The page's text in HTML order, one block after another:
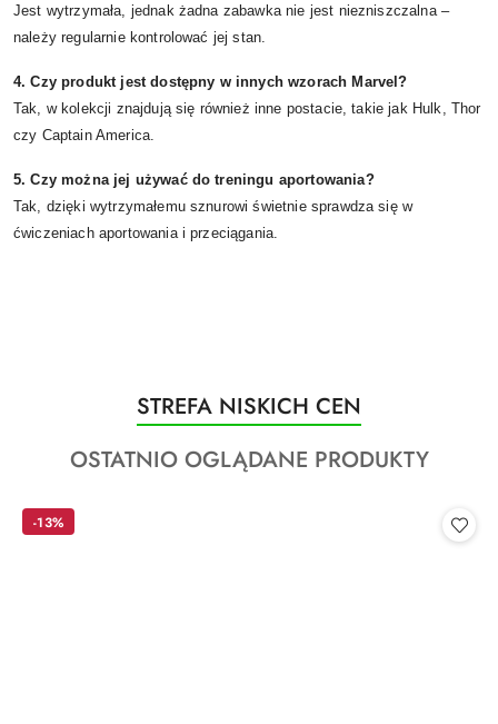
Jest wytrzymała, jednak żadna zabawka nie jest niezniszczalna –
należy regularnie kontrolować jej stan.
4. Czy produkt jest dostępny w innych wzorach Marvel?
Tak, w kolekcji znajdują się również inne postacie, takie jak Hulk, Thor
czy Captain America.
5. Czy można jej używać do treningu aportowania?
Tak, dzięki wytrzymałemu sznurowi świetnie sprawdza się w
ćwiczeniach aportowania i przeciągania.
Pomiń karuzelę produktów
Produkty
o
statusie:
STREFA NISKICH CEN
Produkty
statusie:
OSTATNIO OGLĄDANE PRODUKTY
-13%